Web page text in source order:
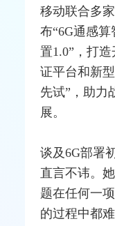
移动联合多
布“6G通感
置1.0”，打
证平台和新
先试”，助力
展。
谈及6G部署
直言不讳。
题在任何一
的过程中都